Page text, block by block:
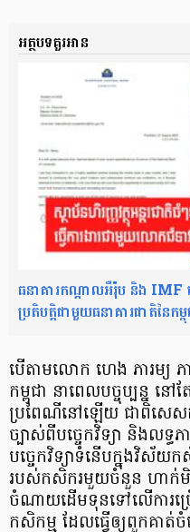
អត្ថបទគួរអាន
ធនាគារកណ្តាលអឺរ៉ុប និង IMF ប្
ប្រតិបត្តិជាមួយធនាគារជាតិនៃកម្ពុ
បើតាមលោក ហេង ភារម្យ ភ
កម្ពុជា នាពេលបច្ចុប្បន្ន ន
ប្រពៃណីនៅឡើយ ជាពិសេស
ច្បាស់ពីបច្ចេកវិទ្យា និងលទ្ធ
បច្ចេកវិទ្យាទំនើបក្នុងវិស័
របស់កសិករមួយចំនួន ហាក់មិ
ចំណាយដើមទុនទៅលើការប្រ
កសិកម្ម ដែលធ្វើឲ្យពួកគា